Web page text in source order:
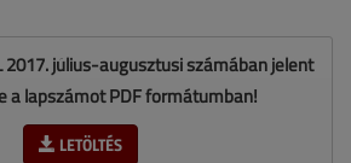
2017. július-augusztusi számában jelent
a lapszámot PDF formátumban!
LETÖLTÉS